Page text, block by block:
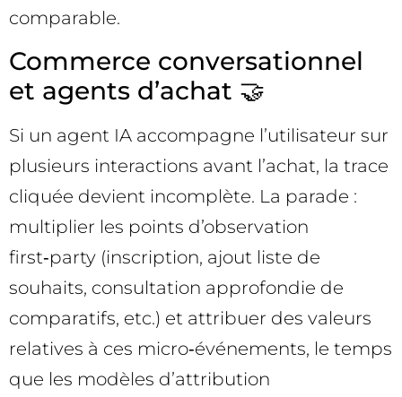
comparable.
Commerce conversationnel
et agents d’achat 🤝
Si un agent IA accompagne l’utilisateur sur
plusieurs interactions avant l’achat, la trace
cliquée devient incomplète. La parade :
multiplier les points d’observation
first‑party (inscription, ajout liste de
souhaits, consultation approfondie de
comparatifs, etc.) et attribuer des valeurs
relatives à ces micro‑événements, le temps
que les modèles d’attribution